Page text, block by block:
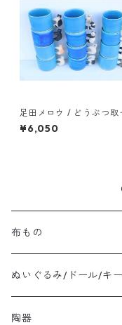
足田メロウ / どうぶつ取
マグ
¥6,050
布もの
ぬいぐるみ/ドール/キ
陶器